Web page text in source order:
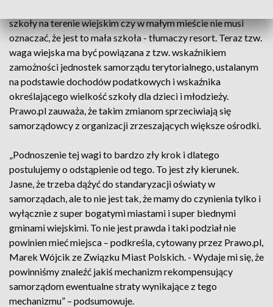
szkoły na terenie wiejskim czy w małym mieście nie musi
oznaczać, że jest to mała szkoła - tłumaczy resort. Teraz tzw.
waga wiejska ma być powiązana z tzw. wskaźnikiem
zamożności jednostek samorządu terytorialnego, ustalanym
na podstawie dochodów podatkowych i wskaźnika
określającego wielkość szkoły dla dzieci i młodzieży.
Prawo.pl zauważa, że takim zmianom sprzeciwiają się
samorządowcy z organizacji zrzeszających większe ośrodki.
„Podnoszenie tej wagi to bardzo zły krok i dlatego
postulujemy o odstąpienie od tego. To jest zły kierunek.
Jasne, że trzeba dążyć do standaryzacji oświaty w
samorządach, ale to nie jest tak, że mamy do czynienia tylko i
wyłącznie z super bogatymi miastami i super biednymi
gminami wiejskimi. To nie jest prawda i taki podział nie
powinien mieć miejsca – podkreśla, cytowany przez Prawo.pl,
Marek Wójcik ze Związku Miast Polskich. - Wydaje mi się, że
powinniśmy znaleźć jakiś mechanizm rekompensujący
samorządom ewentualne straty wynikające z tego
mechanizmu” – podsumowuje.